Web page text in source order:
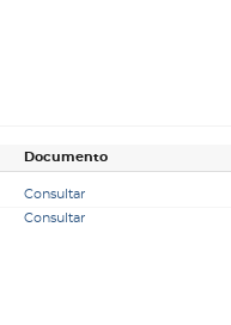
Documento
Consultar
Consultar